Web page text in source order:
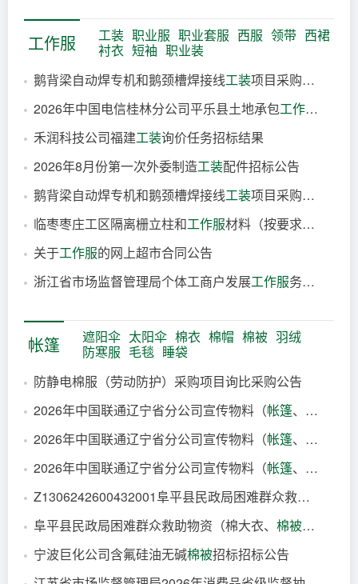
4小时前
工作服 工装 职业服 职业套服 西服 领带 西裙
衬衣 短袖 职业装
鹅背梁自动焊专机和鹅颈槽焊接线工装项目采购公告
1小时前
2026年中国电信桂林分公司平乐县土地承包工作服
禾润科技公司福建工装询价任务招标结果
5小时前
2026年8月份第一次外委制造工装配件招标公告
6小时前
鹅背梁自动焊专机和鹅颈槽焊接线工装项目采购公告
7小时前
临枣枣庄工区隔离栅立柱和工作服材料（按要求发货，不合适退货）
关于工作服的网上超市合同公告
8小时前
浙江省市场监督管理局个体工商户发展工作服务项目公开招标公告
8小时前
帐篷 遮阳伞 太阳伞 棉衣 棉帽 棉被 羽绒
防寒服 毛毯 睡袋
防静电棉服（劳动防护）采购项目询比采购公告
2026-08-07
2026年中国联通辽宁省分公司宣传物料（帐篷、雨伞等）集中采购项目中选结果公告
2026-08-07
2026年中国联通辽宁省分公司宣传物料（帐篷、雨伞等）集中采购项目中选结果公告
2026-08-07
2026年中国联通辽宁省分公司宣传物料（帐篷、雨伞等）集中采购项目中选结果公告
2026-08-07
Z1306242600432001阜平县民政局困难群众救助物资（棉大衣、
2026-08-07
阜平县民政局困难群众救助物资（棉大衣、 棉被、棉褥）
2026-08-07
宁波巨化公司含氟硅油无碱棉被招标招标公告